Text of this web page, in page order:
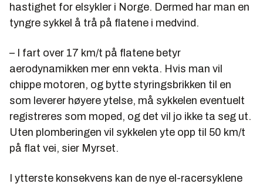
hastighet for elsykler i Norge. Dermed har man en
tyngre sykkel å trå på flatene i medvind.
– I fart over 17 km/t på flatene betyr
aerodynamikken mer enn vekta. Hvis man vil
chippe motoren, og bytte styringsbrikken til en
som leverer høyere ytelse, må sykkelen eventuelt
registreres som moped, og det vil jo ikke ta seg ut.
Uten plomberingen vil sykkelen yte opp til 50 km/t
på flat vei, sier Myrset.
I ytterste konsekvens kan de nye el-racersyklene